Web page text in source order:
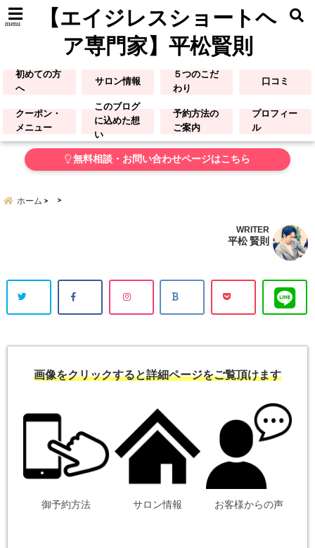
menu
【エイジレスショートヘ
ア専門家】平松賢則
初めての方
へ
サロン情報
５つのこだ
わり
口コミ
クーポン・
メニュー
このブログ
に込めた想
い
予約方法の
ご案内
プロフィー
ル
無料相談・お問い合わせページはこちら
ホーム
WRITER
平松 賢則
画像をクリックすると詳細ページをご覧頂けます
御予約方法 サロン情報 お客様からの声